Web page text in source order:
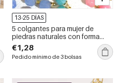
13-25 DÍAS
5 colgantes para mujer de
piedras naturales con forma
irregular y color dorado.
€1,28
Pedido mínimo de 3 bolsas